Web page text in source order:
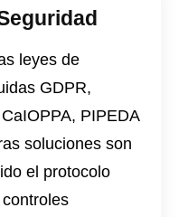
leyes de
GDPR,
CaIOPPA, PIPEDA
soluciones son
el protocolo